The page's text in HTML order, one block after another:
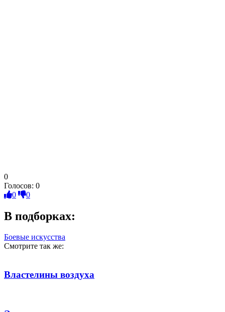
0
Голосов: 0
0
0
В подборках:
Боевые искусства
Смотрите так же:
Властелины воздуха